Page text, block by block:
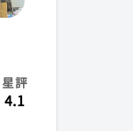
星評
4.1